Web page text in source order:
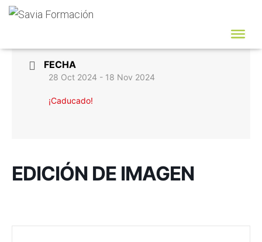
FECHA
28 Oct 2024 - 18 Nov 2024
¡Caducado!
EDICIÓN DE IMAGEN